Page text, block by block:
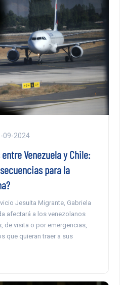
09-2024
Venezuela y Chile:
para la
Jesuita Migrante, Gabriela
afectará a los venezolanos
de visita o por emergencias,
que quieran traer a sus